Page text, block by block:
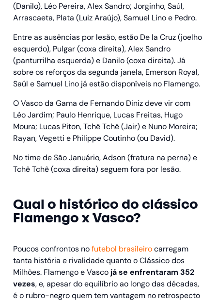
(Danilo), Léo Pereira, Alex Sandro; Jorginho, Saúl,
Arrascaeta, Plata (Luiz Araújo), Samuel Lino e Pedro.
Entre as ausências por lesão, estão De la Cruz (joelho
esquerdo), Pulgar (coxa direita), Alex Sandro
(panturrilha esquerda) e Danilo (coxa direita). Já
sobre os reforços da segunda janela, Emerson Royal,
Saúl e Samuel Lino já estão disponíveis no Flamengo.
O Vasco da Gama de Fernando Diniz deve vir com
Léo Jardim; Paulo Henrique, Lucas Freitas, Hugo
Moura; Lucas Piton, Tchê Tchê (Jair) e Nuno Moreira;
Rayan, Vegetti e Philippe Coutinho (ou David).
No time de São Januário, Adson (fratura na perna) e
Tchê Tchê (coxa direita) seguem fora por lesão.
Qual o histórico do clássico
Flamengo x Vasco?
Poucos confrontos nofutebol brasileirocarregam
tanta história e rivalidade quanto o Clássico dos
Milhões. Flamengo e Vasco já se enfrentaram 352
vezes, e, apesar do equilíbrio ao longo das décadas,
é o rubro-negro quem tem vantagem no retrospecto